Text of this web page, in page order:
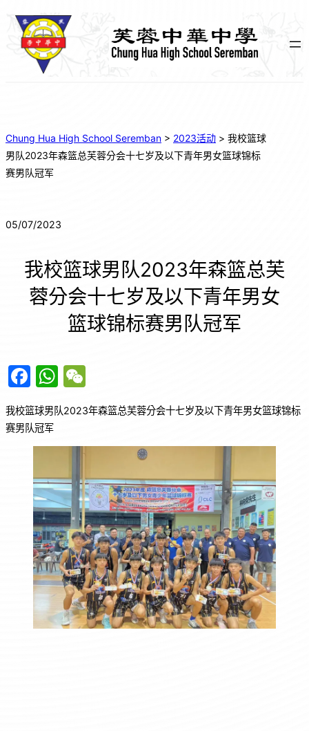
Chung Hua High School Seremban > 2023活动 > 我校篮球
男队2023年森篮总芙蓉分会十七岁及以下青年男女篮球锦标
赛男队冠军
05/07/2023
我校篮球男队2023年森篮总芙
蓉分会十七岁及以下青年男女
篮球锦标赛男队冠军
F
a
c
e
o
o
k
W
h
at
s
p
p
e
C
h
我校篮球男队2023年森篮总芙蓉分会十七岁及以下青年男女篮球锦标
赛男队冠军